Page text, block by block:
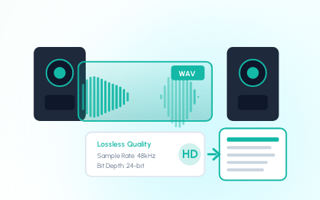
WAV
Lossless Quality
Sample Rate: 48kHz
Bit Depth: 24-bit
HD